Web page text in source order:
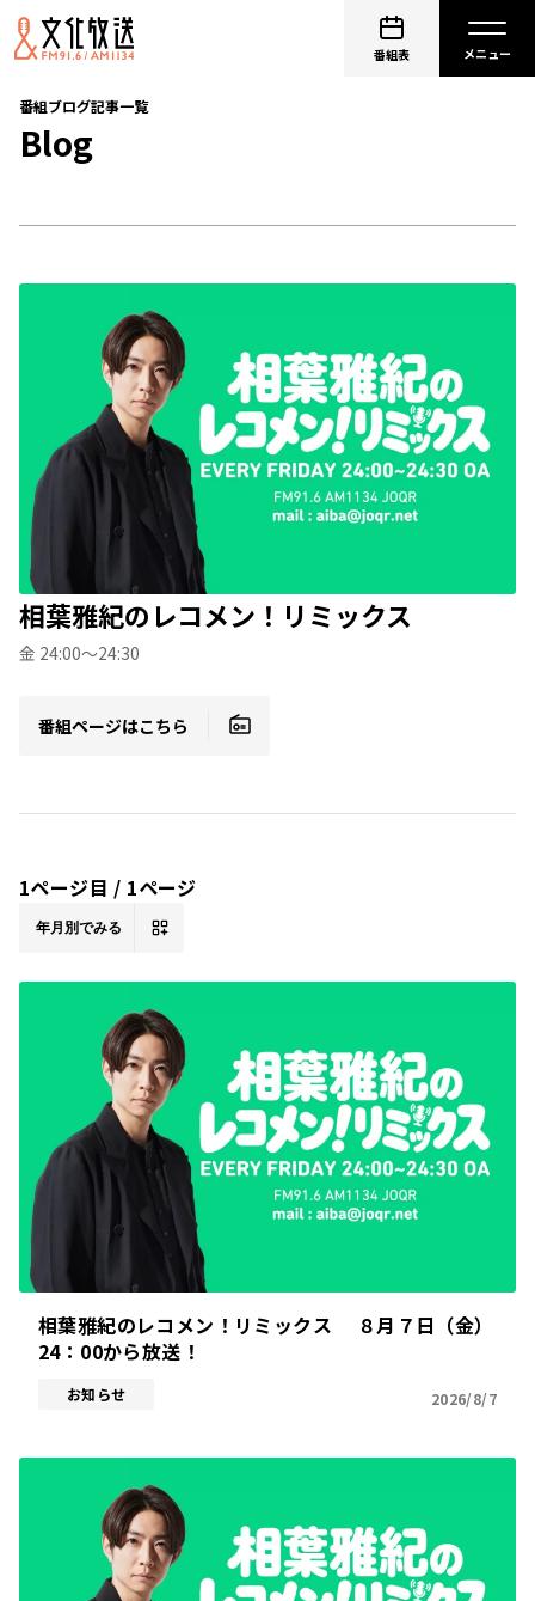
番組表
番組ブログ記事一覧
Blog
相葉雅紀のレコメン！リミックス
金 24:00～24:30
番組ページはこちら
1ページ目 / 1ページ
相葉雅紀のレコメン！リミックス ８月７日（金）
24：00から放送！
お知らせ 2026/8/7